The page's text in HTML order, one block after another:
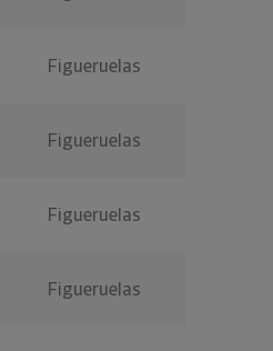
Figueruelas
Figueruelas
Figueruelas
Figueruelas